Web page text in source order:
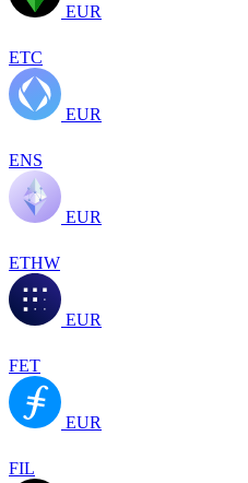
EUR
ETC
EUR
ENS
EUR
ETHW
EUR
FET
EUR
FIL